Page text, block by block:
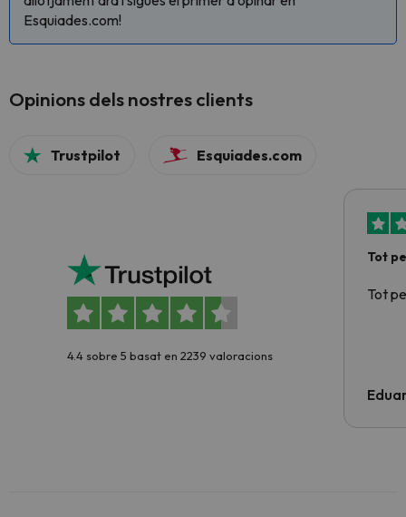
Esquiades.com!
Opinions dels nostres clients
Trustpilot Esquiades.com
4.4 sobre 5 basat en 2239 valoracions
Tot
Tot